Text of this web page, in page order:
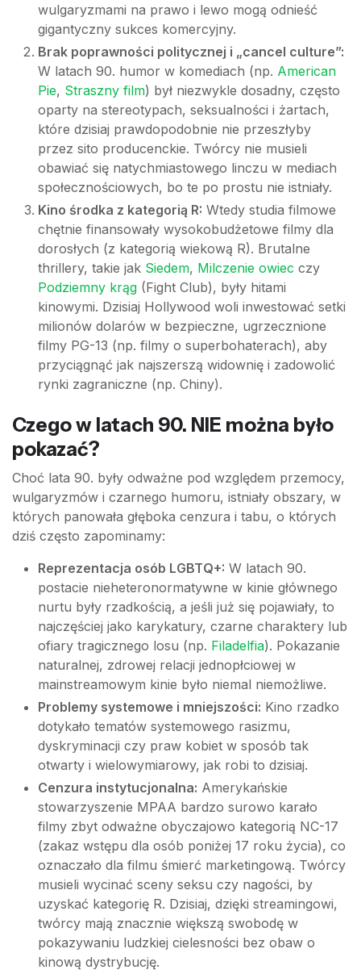
wulgaryzmami na prawo i lewo mogą odnieść
gigantyczny sukces komercyjny.
Brak poprawności politycznej i „cancel culture”:
W latach 90. humor w komediach (np. American
Pie, Straszny film) był niezwykle dosadny, często
oparty na stereotypach, seksualności i żartach,
które dzisiaj prawdopodobnie nie przeszłyby
przez sito producenckie. Twórcy nie musieli
obawiać się natychmiastowego linczu w mediach
społecznościowych, bo te po prostu nie istniały.
Kino środka z kategorią R: Wtedy studia filmowe
chętnie finansowały wysokobudżetowe filmy dla
dorosłych (z kategorią wiekową R). Brutalne
thrillery, takie jak Siedem, Milczenie owiec czy
Podziemny krąg (Fight Club), były hitami
kinowymi. Dzisiaj Hollywood woli inwestować setki
milionów dolarów w bezpieczne, ugrzecznione
filmy PG-13 (np. filmy o superbohaterach), aby
przyciągnąć jak najszerszą widownię i zadowolić
rynki zagraniczne (np. Chiny).
Czego w latach 90. NIE można było
pokazać?
Choć lata 90. były odważne pod względem przemocy,
wulgaryzmów i czarnego humoru, istniały obszary, w
których panowała głęboka cenzura i tabu, o których
dziś często zapominamy:
Reprezentacja osób LGBTQ+: W latach 90.
postacie nieheteronormatywne w kinie głównego
nurtu były rzadkością, a jeśli już się pojawiały, to
najczęściej jako karykatury, czarne charaktery lub
ofiary tragicznego losu (np. Filadelfia). Pokazanie
naturalnej, zdrowej relacji jednopłciowej w
mainstreamowym kinie było niemal niemożliwe.
Problemy systemowe i mniejszości: Kino rzadko
dotykało tematów systemowego rasizmu,
dyskryminacji czy praw kobiet w sposób tak
otwarty i wielowymiarowy, jak robi to dzisiaj.
Cenzura instytucjonalna: Amerykańskie
stowarzyszenie MPAA bardzo surowo karało
filmy zbyt odważne obyczajowo kategorią NC-17
(zakaz wstępu dla osób poniżej 17 roku życia), co
oznaczało dla filmu śmierć marketingową. Twórcy
musieli wycinać sceny seksu czy nagości, by
uzyskać kategorię R. Dzisiaj, dzięki streamingowi,
twórcy mają znacznie większą swobodę w
pokazywaniu ludzkiej cielesności bez obaw o
kinową dystrybucję.